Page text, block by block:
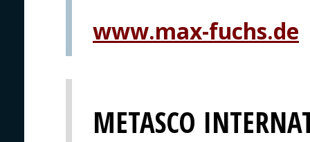
www.max-fuchs.de
METASCO